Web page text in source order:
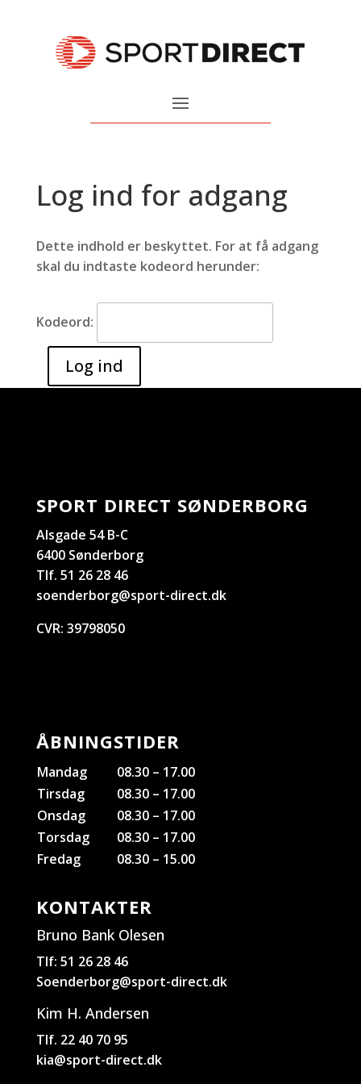
Log ind for adgang
Dette indhold er beskyttet. For at få adgang
skal du indtaste kodeord herunder:
Kodeord:
SPORT DIRECT SØNDERBORG
Alsgade 54 B-C
6400 Sønderborg
Tlf. 51 26 28 46
soenderborg@sport-direct.dk
CVR: 39798050
ÅBNINGSTIDER
Mandag
08.30 – 17.00
Tirsdag
08.30 – 17.00
Onsdag
08.30 – 17.00
Torsdag
08.30 – 17.00
Fredag
08.30 – 15.00
KONTAKTER
Bruno Bank Olesen
Tlf: 51 26 28 46
Soenderborg@sport-direct.dk
Kim H. Andersen
Tlf. 22 40 70 95
kia@sport-direct.dk